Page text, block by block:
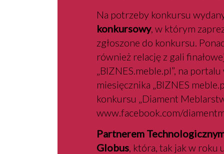
Na potrzeby konkursu
konkursowy, w którym
zgłoszone do konkursu.
również relację z gali
„BIZNES.meble.pl”, na
miesięcznika „BIZNES
konkursu „Diament
www.facebook.com/
Partnerem
Globus, która, tak jak w roku